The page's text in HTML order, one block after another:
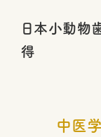
日本小動物
得
中医